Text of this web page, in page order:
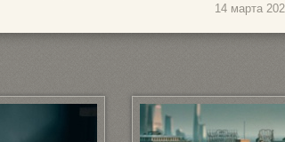
14 марта